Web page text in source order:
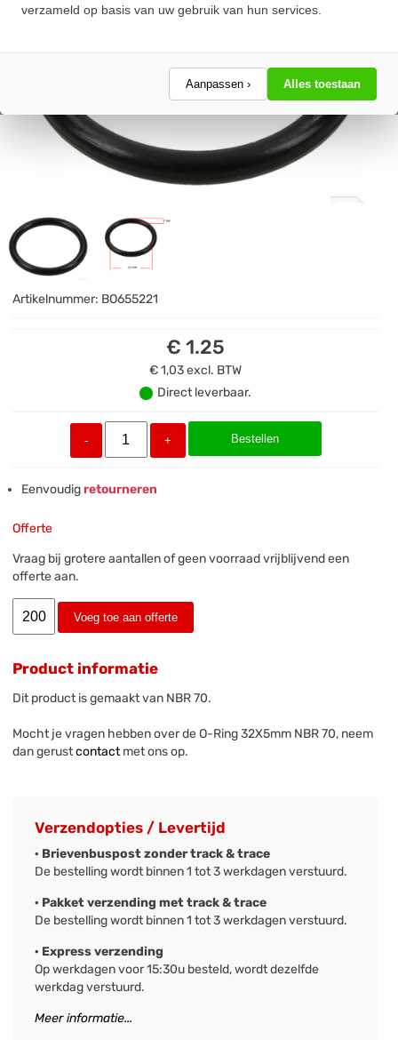
verzameld op basis van uw gebruik van hun services.
Aanpassen › Alles toestaan
Artikelnummer: BO655221
€ 1.25
€ 1,03excl. BTW
Direct leverbaar.
- + Bestellen
Eenvoudigretourneren
Offerte
Vraag bij grotere aantallen of geen voorraad vrijblijvend een
offerte aan.
Voeg toe aan offerte
Product informatie
Dit product is gemaakt van NBR 70.
Mocht je vragen hebben over de O-Ring 32X5mm NBR 70, neem
dan gerustcontactmet ons op.
Verzendopties / Levertijd
· Brievenbuspost zonder track & trace
De bestelling wordt binnen 1 tot 3 werkdagen verstuurd.
· Pakket verzending met track & trace
De bestelling wordt binnen 1 tot 3 werkdagen verstuurd.
· Express verzending
Op werkdagen voor 15:30u besteld, wordt dezelfde
werkdag verstuurd.
Meer informatie...